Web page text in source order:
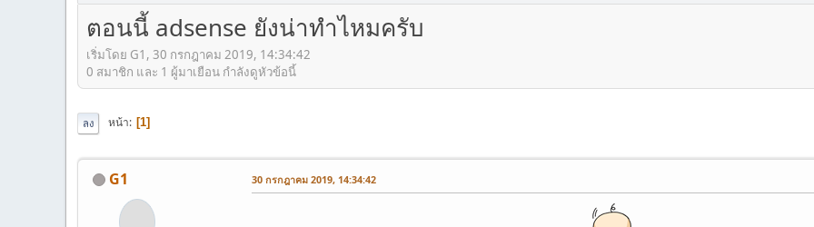
ตอนนี้ adsense ยังน่าทำไหมครับ
เริ่มโดย G1, 30 กรกฎาคม 2019, 14:34:42
0 สมาชิก และ 1 ผู้มาเยือน กำลังดูหัวข้อนี้
ลง หน้า 1
G1 30 กรกฎาคม 2019, 14:34:42